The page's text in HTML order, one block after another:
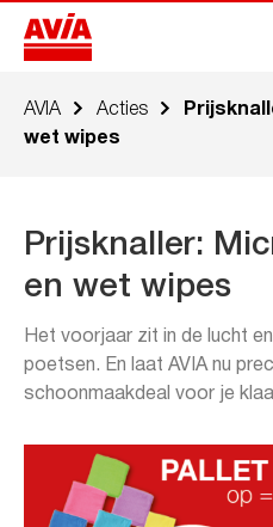
AVIA Acties
wet wipes
Prijsknaller:
en wet wipes
Het voorjaar zit in de lucht
poetsen. En laat AVIA nu
schoonmaakdeal voor je